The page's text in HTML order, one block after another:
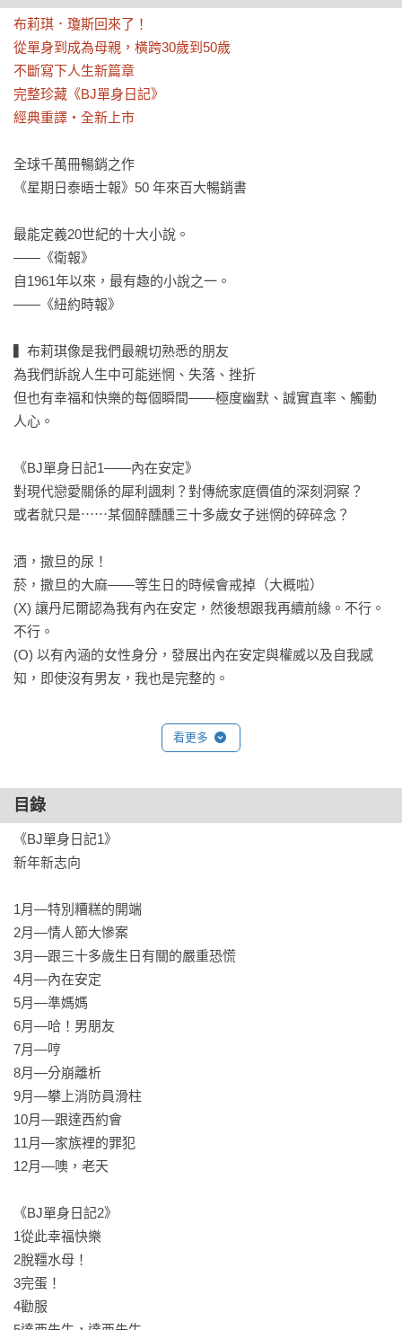
布莉琪．瓊斯回來了！
從單身到成為母親，橫跨30歲到50歲
不斷寫下人生新篇章
完整珍藏《BJ單身日記》
經典重譯・全新上市
全球千萬冊暢銷之作
《星期日泰晤士報》50 年來百大暢銷書
最能定義20世紀的十大小說。
——《衛報》
自1961年以來，最有趣的小說之一。
——《紐約時報》
▍布莉琪像是我們最親切熟悉的朋友
為我們訴說人生中可能迷惘、失落、挫折
但也有幸福和快樂的每個瞬間——極度幽默、誠實直率、觸動
人心。
《BJ單身日記1——內在安定》
對現代戀愛關係的犀利諷刺？對傳統家庭價值的深刻洞察？
或者就只是⋯⋯某個醉醺醺三十多歲女子迷惘的碎碎念？
酒，撒旦的尿！
菸，撒旦的大麻——等生日的時候會戒掉（大概啦）
(X) 讓丹尼爾認為我有內在安定，然後想跟我再續前緣。不行。
不行。
(O) 以有內涵的女性身分，發展出內在安定與權威以及自我感
知，即使沒有男友，我也是完整的。
布莉琪在她三十多歲的人生戰場上奮戰，記錄工作、人際與親
情中的掙扎，並試圖解開永恆的難題——丹尼爾．克利弗還
在這場奮戰中，她仰賴幾位不可或缺的摯友，還有酒⋯⋯永遠
《BJ單身日記2——理性邊緣》
理
——我們誰不是布莉琪．瓊斯？
傻氣而不粗俗，真摯又不濫情
爆笑．荒謬．誠實得令人捏把冷汗
萬歲！流浪曠野的日子結束！
四個星期又五天以來，持續和一名成年男性保持正常的戀愛關
係，證明自己不是愛情賤民。
〔在馬克面前抽的菸0根（非常好），偷偷抽的菸7根
還有差點要抽，但想起來要戒菸所以沒抽的菸47根（非常
好）〕
時時背刺、覬覦馬克的水母女，客廳牆壁上的大洞
還有泰國的靈性神奇蘑菇拘留受難記⋯⋯
在一片充滿約會理論、心靈勵志書、已婚和單身人士輪流提出
建言的泥沼中，布莉琪不僅要平衡關係裡的幻想與真實，還要
看更多
目錄
《BJ單身日記1》
新年新志向
1月—特別糟糕的開端
2月—情人節大慘案
3月—跟三十多歲生日有關的嚴重恐慌
4月—內在安定
5月—準媽媽
6月—哈！男朋友
7月—哼
8月—分崩離析
9月—攀上消防員滑柱
10月—跟達西約會
11月—家族裡的罪犯
12月—噢，老天
《BJ單身日記2》
1從此幸福快樂
2脫韁水母！
3完蛋！
4勸服